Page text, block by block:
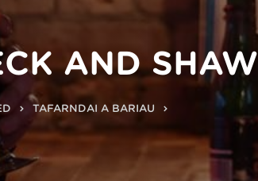
AND SHAW
TAFARNDAI A BARIAU